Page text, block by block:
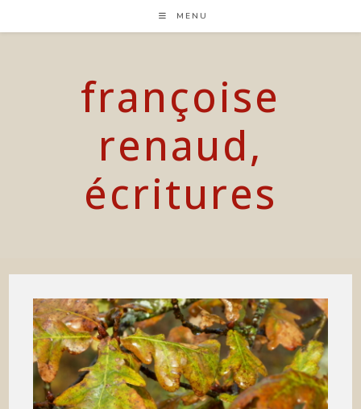
content
MENU
françoise
renaud,
écritures